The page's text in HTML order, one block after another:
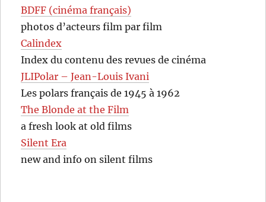
BDFF (cinéma français)
photos d’acteurs film par film
Calindex
Index du contenu des revues de cinéma
JLIPolar – Jean-Louis Ivani
Les polars français de 1945 à 1962
The Blonde at the Film
a fresh look at old films
Silent Era
new and info on silent films